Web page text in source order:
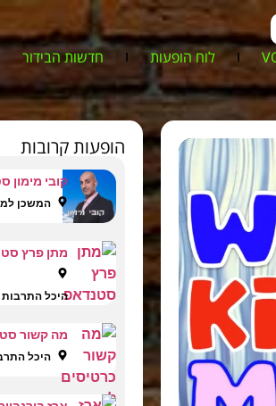
לוח הופעות חדשות הבידור
הופעות קרובות
קובי מימון
המשכן
מתן פרץ
היכל התרבות
מה קשור
היכל